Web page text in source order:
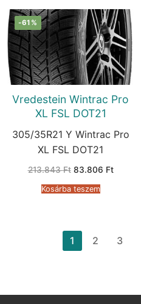
-61%
Vredestein Wintrac Pro
XL FSL DOT21
305/35R21 Y Wintrac Pro
XL FSL DOT21
213.843Ft Original
was:
213.843 Ft.
83.806 FtCurrent
Kosárba teszem
Bejegyzések
lapozása
1 2 3